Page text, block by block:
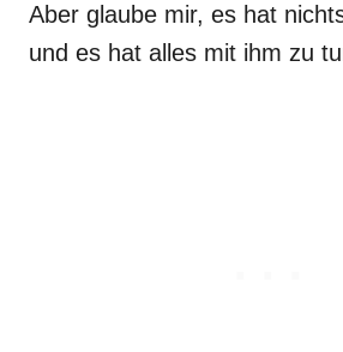
Aber glaube mir, es hat
und es hat alles mit ihm zu